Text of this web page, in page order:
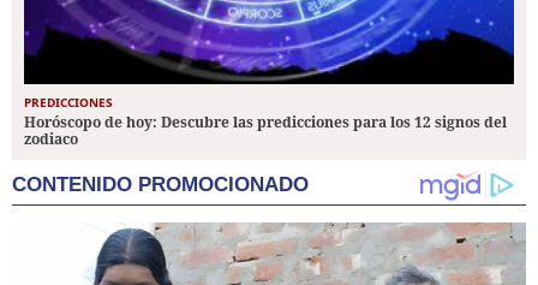
PREDICCIONES
Horóscopo de hoy: Descubre las predicciones para los 12 signos del
zodiaco
CONTENIDO PROMOCIONADO